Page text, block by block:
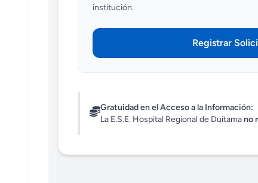
institución.
Registrar
Gratuidad en el Acceso a la Información:
La E.S.E. Hospital Regional de Duitamano